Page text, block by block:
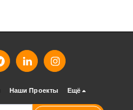
Наши Проекты Ещё